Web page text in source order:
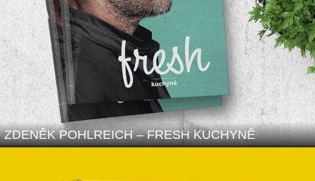
ZDENĚK POHLREICH – FRESH KUCHYNĚ